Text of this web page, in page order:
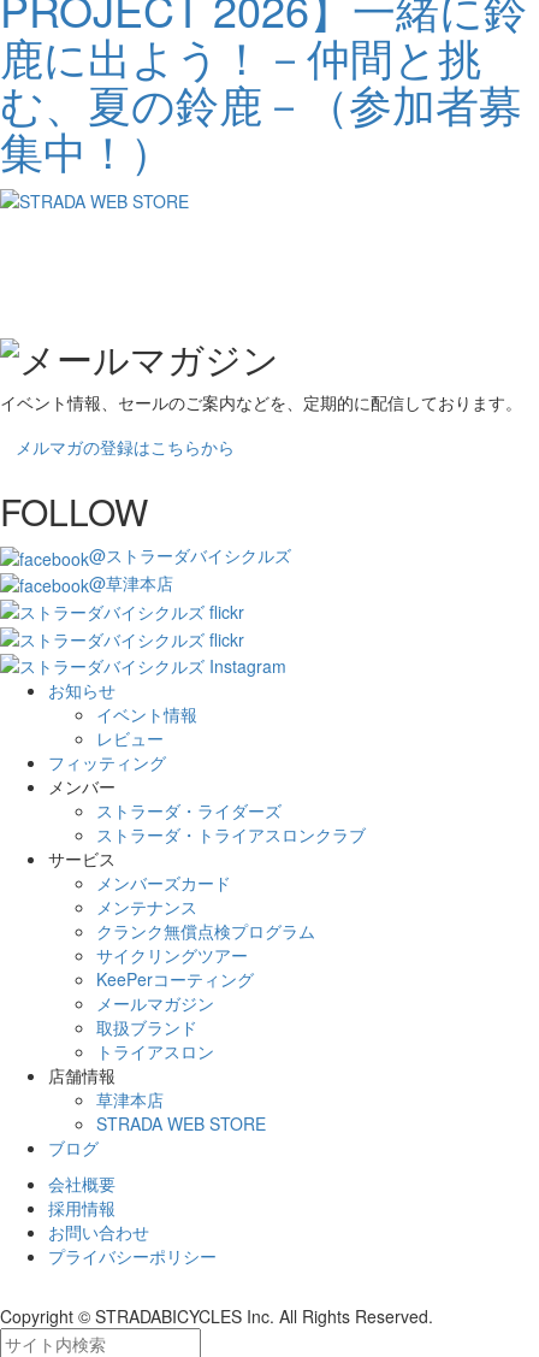
鹿に出よう！－仲間と挑
む、夏の鈴鹿－（参加者募
集中！）
イベント情報、セールのご案内などを、定期的に配信しております。
メルマガの登録はこちらから
FOLLOW
@ストラーダバイシクルズ
@草津本店
お知らせ
イベント情報
レビュー
フィッティング
メンバー
ストラーダ・ライダーズ
ストラーダ・トライアスロンクラブ
サービス
メンバーズカード
メンテナンス
クランク無償点検プログラム
サイクリングツアー
KeePerコーティング
メールマガジン
取扱ブランド
トライアスロン
店舗情報
草津本店
STRADA WEB STORE
ブログ
会社概要
採用情報
お問い合わせ
プライバシーポリシー
Copyright © STRADABICYCLES Inc. All Rights Reserved.